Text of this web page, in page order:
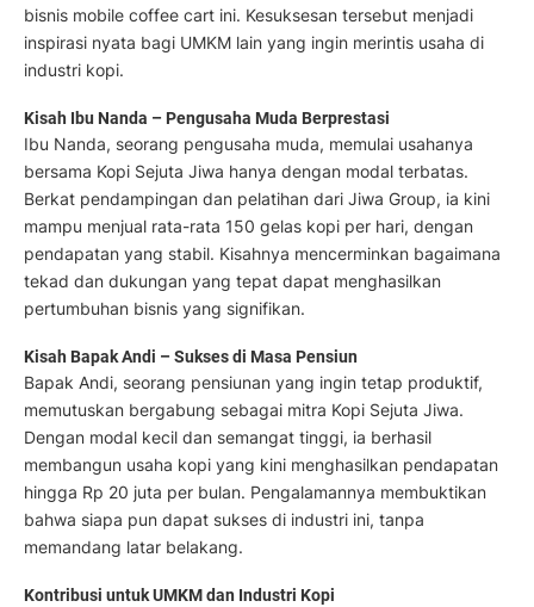
bisnis mobile coffee cart ini. Kesuksesan tersebut menjadi
inspirasi nyata bagi UMKM lain yang ingin merintis usaha di
industri kopi.
Kisah Ibu Nanda – Pengusaha Muda Berprestasi
Ibu Nanda, seorang pengusaha muda, memulai usahanya
bersama Kopi Sejuta Jiwa hanya dengan modal terbatas.
Berkat pendampingan dan pelatihan dari Jiwa Group, ia kini
mampu menjual rata-rata 150 gelas kopi per hari, dengan
pendapatan yang stabil. Kisahnya mencerminkan bagaimana
tekad dan dukungan yang tepat dapat menghasilkan
pertumbuhan bisnis yang signifikan.
Kisah Bapak Andi – Sukses di Masa Pensiun
Bapak Andi, seorang pensiunan yang ingin tetap produktif,
memutuskan bergabung sebagai mitra Kopi Sejuta Jiwa.
Dengan modal kecil dan semangat tinggi, ia berhasil
membangun usaha kopi yang kini menghasilkan pendapatan
hingga Rp 20 juta per bulan. Pengalamannya membuktikan
bahwa siapa pun dapat sukses di industri ini, tanpa
memandang latar belakang.
Kontribusi untuk UMKM dan Industri Kopi